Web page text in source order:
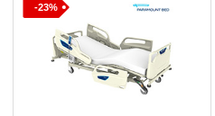
-23%